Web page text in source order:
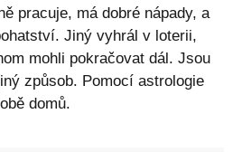
pracuje, má dobré nápady, a
Jiný vyhrál v loterii,
mohli pokračovat dál. Jsou
způsob. Pomocí astrologie
domů.